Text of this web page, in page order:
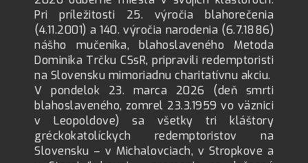
Pri príležitosti 25. výročia blahorečenia
(4.11.2001) a 140. výročia narodenia (6.7.1886)
nášho mučeníka, blahoslaveného Metoda
Dominika Trčku CSsR, pripravili redemptoristi
na Slovensku mimoriadnu charitatívnu akciu.
V pondelok 23. marca 2026 (deň smrti
blahoslaveného, zomrel 23.3.1959 vo väznici
v Leopoldove) sa všetky tri kláštory
gréckokatolíckych redemptoristov na
Slovensku – v Michalovciach, v Stropkove a